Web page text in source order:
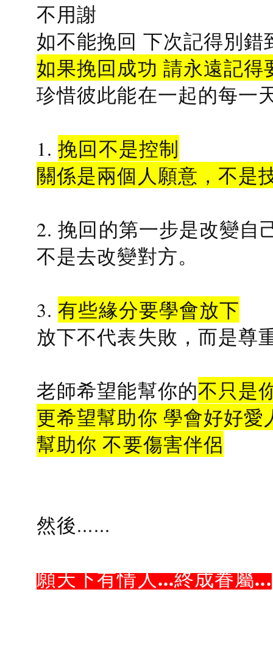
不用謝
如不能挽回 下次記得別錯
如果挽回成功 請永遠記得
珍惜彼此能在一起的每一
1.挽回不是控制
關係是兩個人願意，不是
2. 挽回的第一步是改變自
不是去改變對方。
3.有些緣分要學會放下
放下不代表失敗，而是尊
老師希望能幫你的不只是
更希望幫助你 學會好好愛
幫助你 不要傷害伴侶
然後......
願天下有情人...終成眷屬...